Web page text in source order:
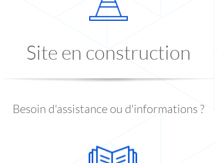
Site en construction
Besoin d'assistance ou d'informations ?